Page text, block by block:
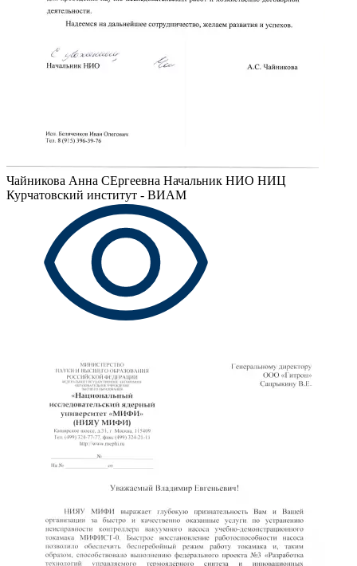
Чайникова Анна СЕргеевна Начальник НИО НИЦ
Курчатовский институт - ВИАМ